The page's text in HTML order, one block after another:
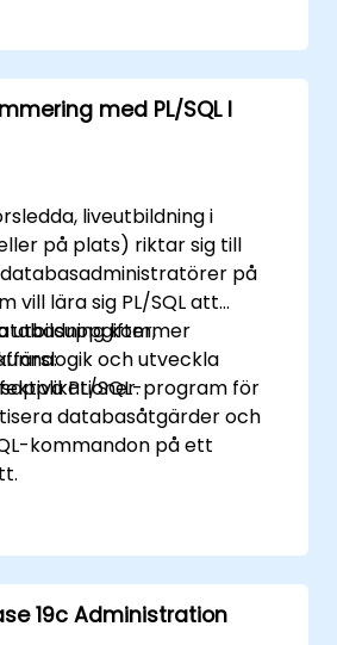
funktionalitet.
kompilering och skydda
programenheter för
med PL/SQL I
liveutbildning i
på plats) riktar sig till
på
vill lära sig PL/SQL att
och utveckla
utbildning kommer
PL/SQL-program för
databasåtgärder och
kommandon på ett
funktioner, paket
för modulära och skalbara
avancerade
19c Administration